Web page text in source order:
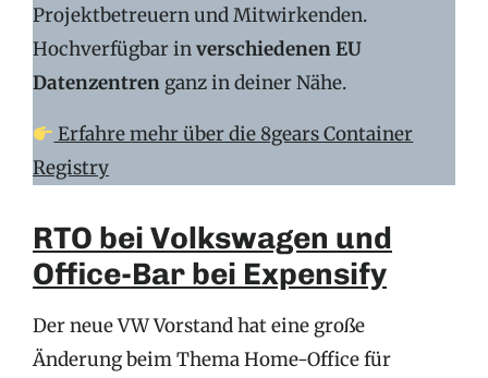
Projektbetreuern und Mitwirkenden.
Hochverfügbar inverschiedenen EU
Datenzentren ganz in deiner Nähe.
Erfahre mehr über die 8gears Container
Registry
RTO bei Volkswagen und
Office-Bar bei Expensify
Der neue VW Vorstand hat eine große
Änderung beim Thema Home-Office für